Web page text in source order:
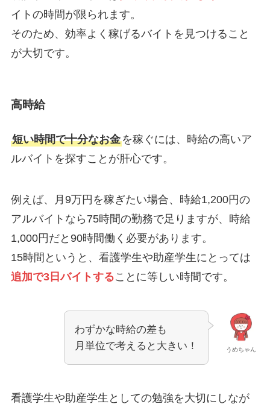
イトの時間が限られます。
そのため、効率よく稼げるバイトを見つけること
が大切です。
高時給
短い時間で十分なお金を稼ぐには、時給の高いア
ルバイトを探すことが肝心です。
例えば、月9万円を稼ぎたい場合、時給1,200円の
アルバイトなら75時間の勤務で足りますが、時給
1,000円だと90時間働く必要があります。
15時間というと、看護学生や助産学生にとっては
追加で3日バイトすることに等しい時間です。
うめちゃん
わずかな時給の差も
月単位で考えると大きい！
看護学生や助産学生としての勉強を大切にしなが